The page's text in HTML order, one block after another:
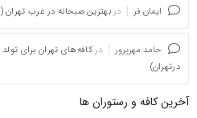
ایمان فر در بهترین صبحانه در غرب تهران (9 رستوران و کافه برتر)
حامد مهرپرور در
درتهران)
آخرین کافه و رستوران ها